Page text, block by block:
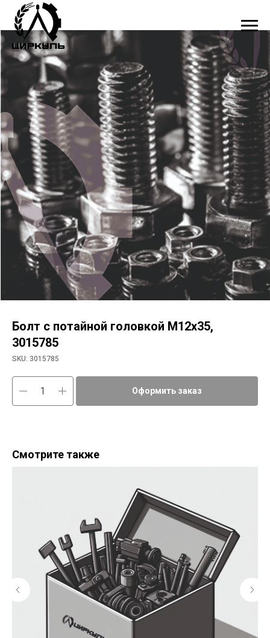
Болт с потайной головкой М12х35,
3015785
SKU: 3015785
Оформить заказ
Смотрите также